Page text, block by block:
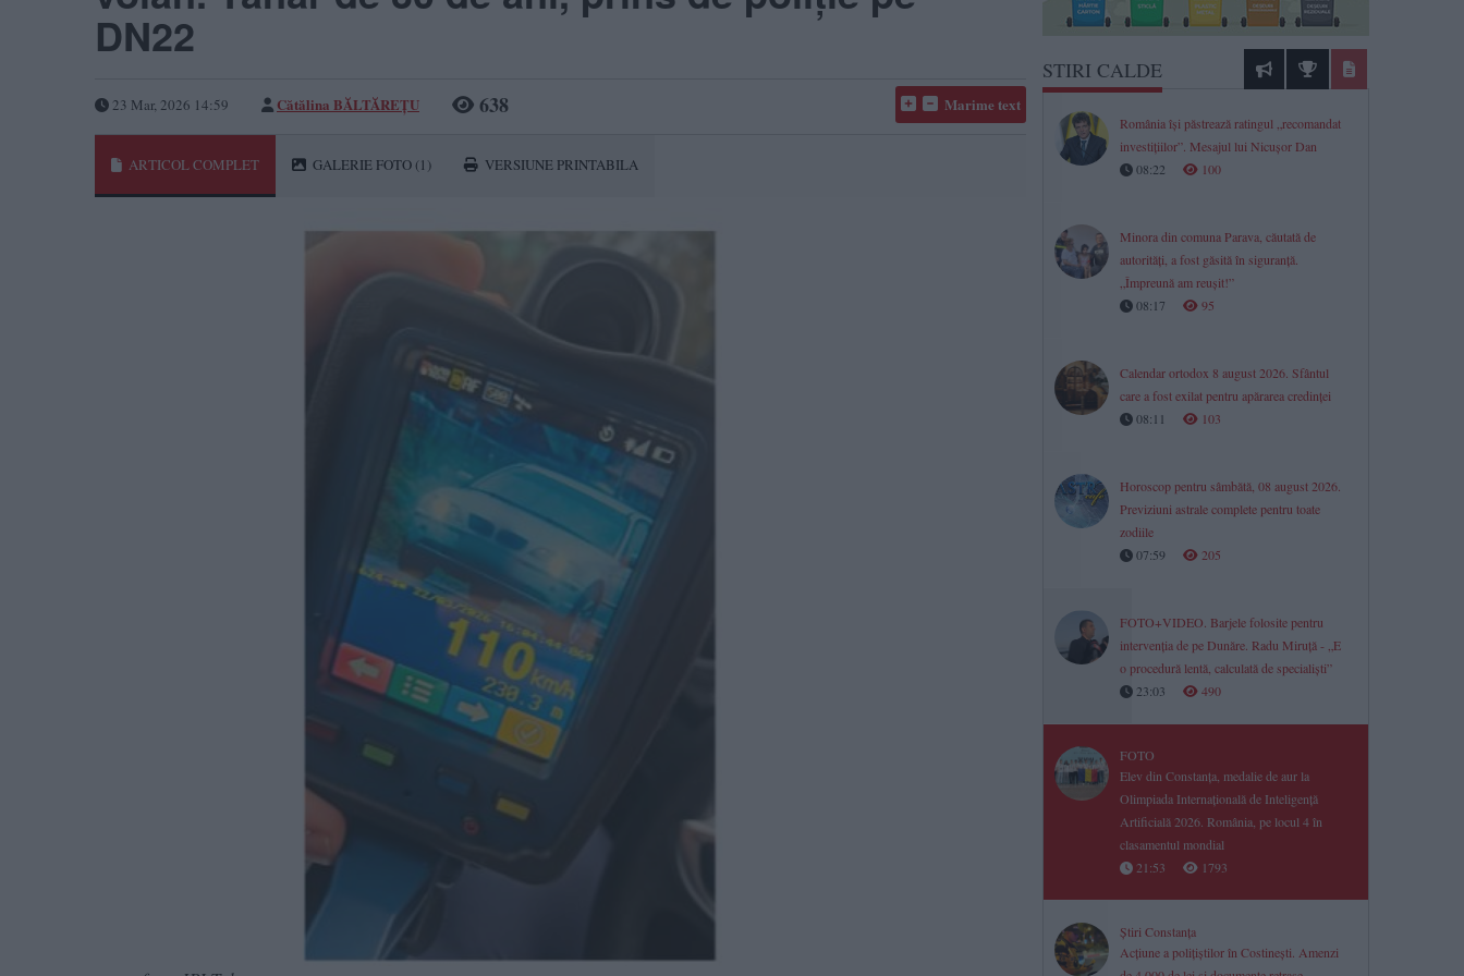
DN22
23 Mar, 2026 14:59 Cătălina BĂLTĂREȚU 638 Marime text
ARTICOL COMPLET GALERIE FOTO (1) VERSIUNE PRINTABILA
STIRI CALDE
România își păstrează ratingul „recomandat
investițiilor”. Mesajul lui Nicușor Dan
08:22
100
Minora din comuna Parava, căutată de
autorități, a fost găsită în siguranță.
„Împreună am reușit!”
08:17
95
Calendar ortodox 8 august 2026. Sfântul
care a fost exilat pentru apărarea credinței
08:11
103
Horoscop pentru sâmbătă, 08 august 2026.
Previziuni astrale complete pentru toate
zodiile
07:59
205
FOTO+VIDEO. Barjele folosite pentru
intervenția de pe Dunăre. Radu Miruță - „E
o procedură lentă, calculată de specialiști”
23:03
490
FOTO
Elev din Constanța, medalie de aur la
Olimpiada Internațională de Inteligență
Artificială 2026. România, pe locul 4 în
clasamentul mondial
21:53
1793
Știri Constanța
Acțiune a polițiștilor în Costinești. Amenzi